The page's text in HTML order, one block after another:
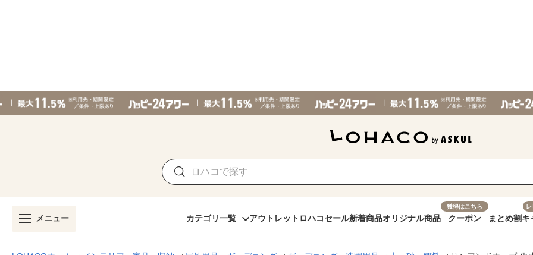
メニュー カテゴリ一覧 アウトレット ロハコセール新着商品オリジナル商品
獲得はこちら
クーポン まとめ割キ